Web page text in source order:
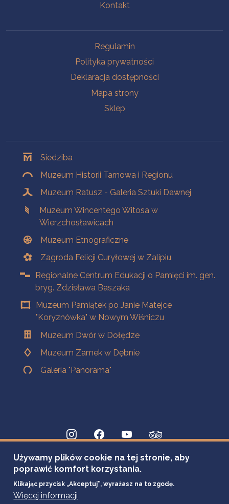
Kontakt
Regulamin
Polityka prywatności
Deklaracja dostępności
Mapa strony
Sklep
Siedziba
Muzeum Historii Tarnowa i Regionu
Muzeum Ratusz - Galeria Sztuki Dawnej
Muzeum Wincentego Witosa w
Wierzchosławicach
Muzeum Etnograficzne
Zagroda Felicji Curyłowej w Zalipiu
Regionalne Centrum Edukacji o Pamięci im. gen.
bryg. Zdzisława Baszaka
Muzeum Pamiątek po Janie Matejce
"Koryznówka" w Nowym Wiśniczu
Muzeum Dwór w Dołędze
Muzeum Zamek w Dębnie
Galeria "Panorama"
Używamy plików cookie na tej stronie, aby
poprawić komfort korzystania.
Klikając przycisk „Akceptuj”, wyrażasz na to zgodę.
Więcej informacji